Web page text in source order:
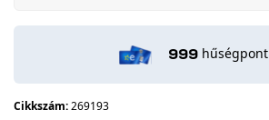
999 hűségpont
Cikkszám:269193